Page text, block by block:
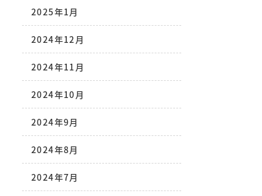
2025年1月
2024年12月
2024年11月
2024年10月
2024年9月
2024年8月
2024年7月